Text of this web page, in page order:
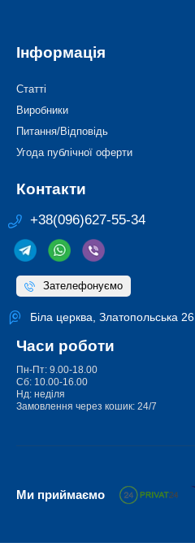
Інформація
Статті
Виробники
Питання/Відповідь
Угода публічної оферти
Контакти
+38(096)627-55-34
Зателефонуємо
Біла церква, Златопольська 26
Часи роботи
Пн-Пт: 9.00-18.00
Сб: 10.00-16.00
Нд: неділя
Замовлення через кошик: 24/7
Ми приймаємо